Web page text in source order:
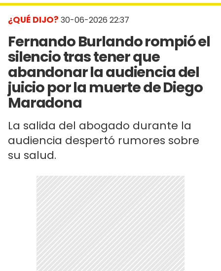
¿QUÉ DIJO? 30-06-2026 22:37
Fernando Burlando rompió el
silencio tras tener que
abandonar la audiencia del
juicio por la muerte de Diego
Maradona
La salida del abogado durante la
audiencia despertó rumores sobre
su salud.